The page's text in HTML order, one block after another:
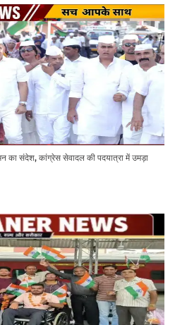
का संदेश, कांग्रेस सेवादल की पदयात्रा में उमड़ा